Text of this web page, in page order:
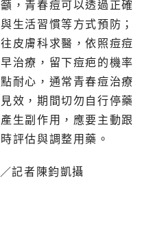
，青春痘可以透過正確
生活習慣等方式預防；
皮膚科求醫，依照痘痘
治療，留下痘疤的機率
耐心，通常青春痘治療
效，期間切勿自行停藥
生副作用，應要主動跟
評估與調整用藥。
記者陳鈞凱攝